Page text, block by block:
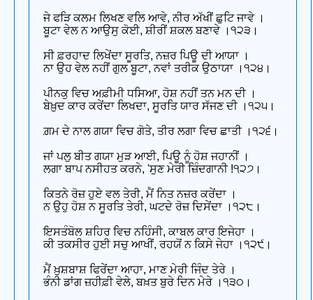
ਜੇ ਫੜਿ ਕਲਮ ਲਿਖਣ ਵਲਿ ਆਵੇ, ਨੀਰ ਅੱਖੀਂ ਛੁਟਿ ਜਾਵੇ ।
ਬੂਟਾ ਵੇਲ ਨ ਆਉਸੁ ਕੋਈ, ਸ਼ੀਰੀਂ ਸ਼ਕਲ ਬਣਾਵੇ ।੧੨੩।
ਸੀ ਫ਼ਰਹਾਦ ਲਿਖੇਂਦਾ ਸੂਰਤਿ, ਨਜ਼ਰ ਪਿਊ ਦੀ ਆਯਾ ।
ਨਾ ਉਹ ਵੇਲ ਨਹੀਂ ਗੁਲ ਬੂਟਾ, ਨਵਾਂ ਤਰੀਕ ਉਠਾਯਾ ।੧੨੪।
ਪੀਨਕੁ ਵਿਚ ਅਫ਼ੀਮੀ ਧਸਿਆ, ਹੋਸ਼ ਨਹੀਂ ਤਨ ਮਨ ਦੀ ।
ਬੇਖ਼ੁਦ ਕਾਰ ਕਰੇਂਦਾ ਲਿਖਦਾ, ਸੂਰਤਿ ਯਾਰ ਸੱਜਣ ਦੀ ।੧੨੫।
ਗ਼ਮ ਦੇ ਨਾਲ ਗਯਾ ਵਿਚ ਗੋਤੇ, ਤੀਰ ਲਗਾ ਵਿਚ ਛਾਤੀ ।੧੨੬।
ਜਾਂ ਪਲੁ ਬੀਤ ਗਯਾ ਮੁੜ ਆਈ, ਪਿਊ ਨੂੰ ਹੋਸ਼ ਜਹਾਨੀਂ ।
ਲਗਾ ਬਾਪ ਨਸੀਹਤ ਕਰਨੇ, 'ਸੁਣ ਮੇਰੀ ਜ਼ਿੰਦਗਾਨੀ !੧੨੭।
ਕਿਤਨੇ ਰੋਜ਼ ਹੁਏ ਵਲ ਤੇਰੀ, ਮੈਂ ਨਿਤ ਨਜ਼ਰ ਕਰੇਂਦਾ ।
ਨ ਉਹੁ ਹੋਸ਼ ਨ ਸੂਰਤਿ ਤੇਰੀ, ਘਟਦੇ ਰੋਜ਼ ਦਿਸੇਂਦਾ ।੧੨੮।
ਇਸਤੰਬੋਲ ਸ਼ਹਿਰ ਵਿਚ ਨਹਿੰਸੀ, ਕਾਬਲ ਕਾਰ ਇਜੇਹਾ ।
ਕੀ ਤਕਸੀਰ ਹੁਈ ਸਚੁ ਆਖੀਂ, ਰਹਯੋਂ ਨ ਕਿਸੇ ਜੇਹਾ ।੧੨੯।
ਮੈਂ ਖ਼ੁਸ਼ਬਾਸ਼ ਫਿਰੇਂਦਾ ਆਹਾ, ਮਾਣ ਮੇਰੀ ਜਿੰਦ ਤੇਰੇ ।
ਭੰਨੀ ਡਾਂਗ ਜ਼ਹੀਫ਼ੀ ਵੇਲੇ, ਬਖ਼ਤ ਬੁਰੇ ਦਿਨ ਮੇਰੇ ।੧੩੦।